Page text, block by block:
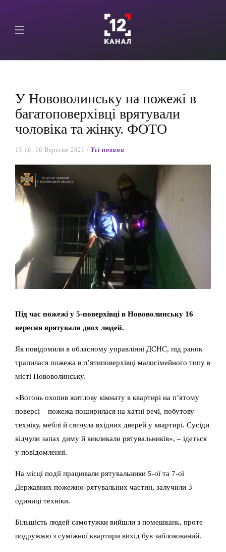
У Нововолинську на пожежі в
багатоповерхівці врятували
чоловіка та жінку. ФОТО
13:16, 16 Вересня 2021 / Yсі новини
Під час пожежі у 5-поверхівці в Нововолинську 16
вересня врятували двох людей.
Як повідомили в обласному управлінні ДСНС, під ранок
трапилася пожежа в п’ятиповерхівці малосімейного типу в
місті Нововолинську.
«Вогонь охопив житлову кімнату в квартирі на п’ятому
поверсі – пожежа поширилася на хатні речі, побутову
техніку, меблі й сягнула вхідних дверей у квартирі. Сусіди
відчули запах диму й викликали рятувальників», – ідеться
у повідомленні.
На місці події працювали рятувальники 5-ої та 7-ої
Державних пожежно-рятувальних частин, залучили 3
одиниці техніки.
Більшість людей самотужки вийшли з помешкань, проте
подружжю з суміжної квартири вихід був заблокований.